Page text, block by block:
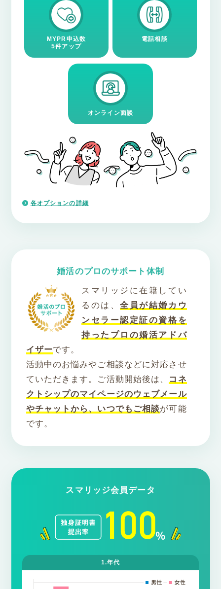
MYPR申込数
5件アップ
電話相談
オンライン面談
各オプションの詳細
婚活のプロのサポート体制
スマリッジに在籍してい
るのは、全員が結婚カウ
ンセラー認定証の資格を
持ったプロの婚活アドバ
イザーです。
活動中のお悩みやご相談などに対応させ
ていただきます。ご活動開始後は、 コネ
クトシップのマイページのウェブメール
やチャットから、いつでもご相談が可能
です。
スマリッジ会員データ
1.年代